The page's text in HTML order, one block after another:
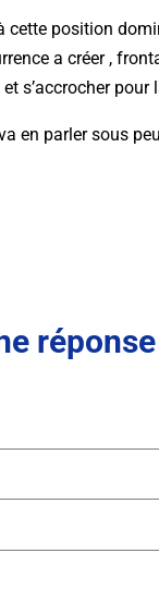
cette position
a créer ,
s’accrocher pour
en parler sous
réponse